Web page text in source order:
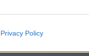
Privacy Policy